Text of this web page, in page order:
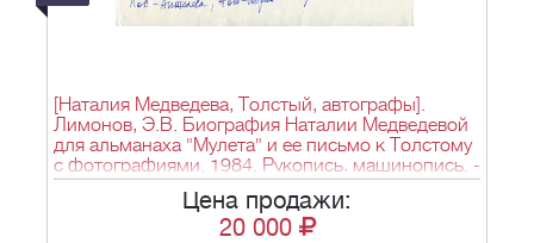
[Наталия Медведева, Толстый, автографы].
Лимонов, Э.В. Биография Наталии Медведевой
для альманаха "Мулета" и ее письмо к Толстому
с фотографиями. 1984. Рукопись, машинопись. -
2 л.; 30х21, 10х21 см.
Цена продажи:
20 000